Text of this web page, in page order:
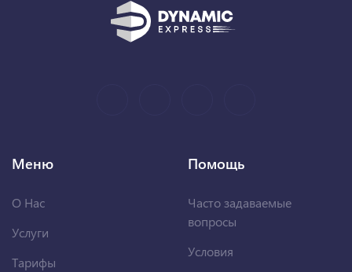
Меню
О Нас
Услуги
Тарифы
Помощь
Часто задаваемые
вопросы
Условия